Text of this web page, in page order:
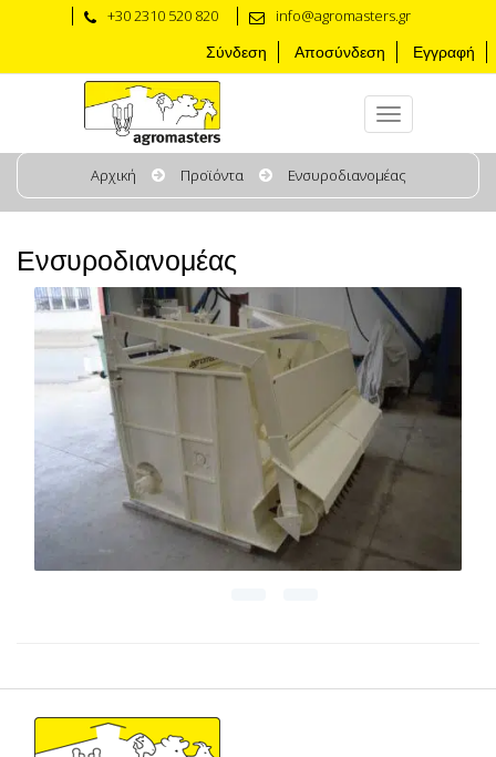
+30 2310 520 820 info@agromasters.gr
Σύνδεση Αποσύνδεση Εγγραφή
Αρχική Προϊόντα Eνσυροδιανομέας
Eνσυροδιανομέας